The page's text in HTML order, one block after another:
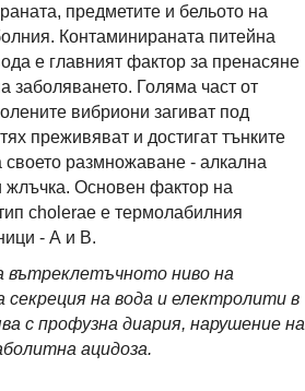
предметите и бельото на
Контаминираната питейна
е главният фактор за пренасяне
заболяването. Голяма част от
вибриони загиват под
преживяват и достигат тънките
размножаване - алкална
жлъчка. Основен фактор на
cholerae е термолабилния
- А и В.
вътреклетъчното ниво на
на вода и електролити в
с профузна диария, нарушение на
ацидоза.